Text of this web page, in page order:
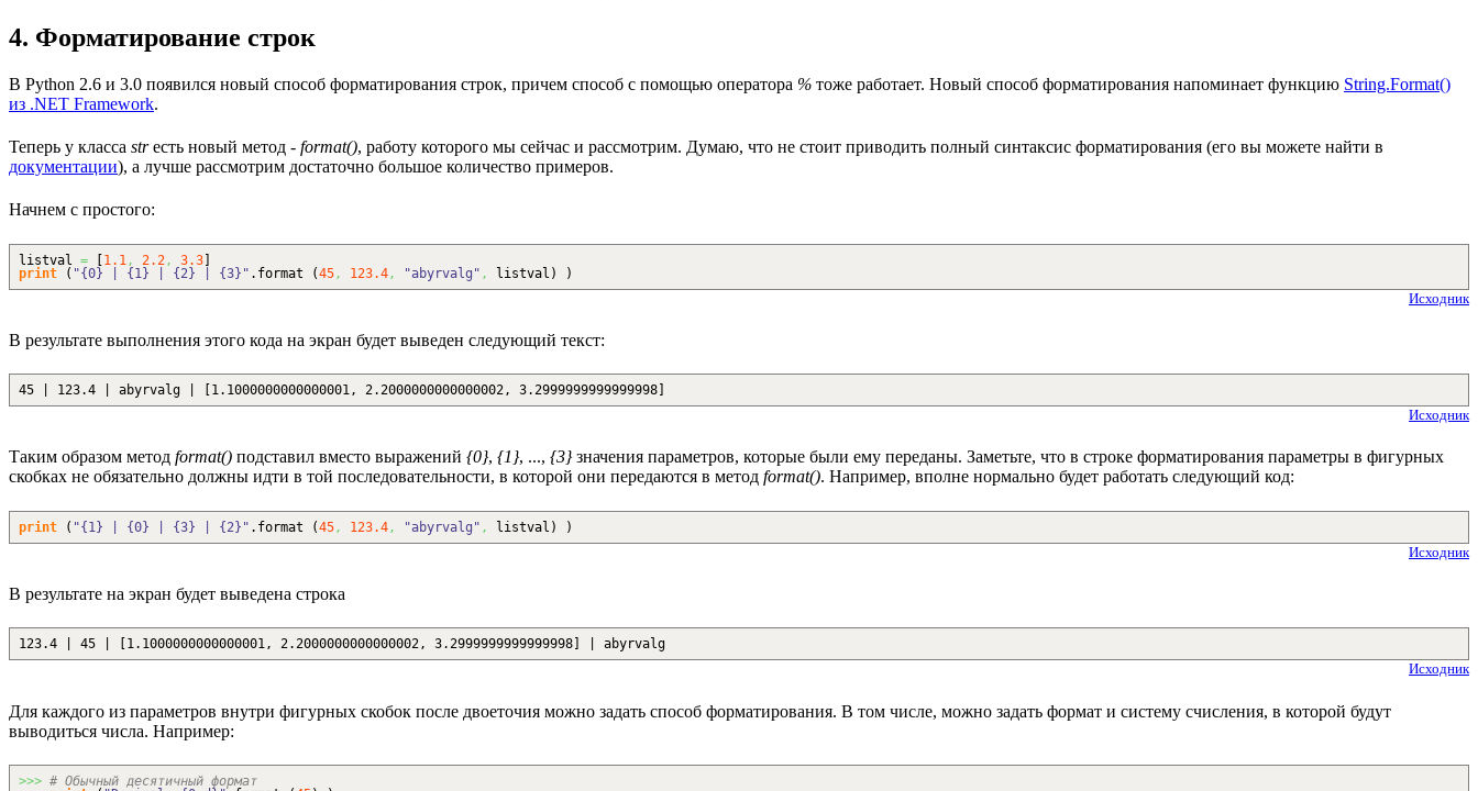
4. Форматирование строк
В Python 2.6 и 3.0 появился новый способ форматирования строк, причем способ с помощью оператора % тоже работает. Новый способ форматирования напоминает функцию String.Format()
из .NET Framework.
Теперь у класса strесть новый метод - format(), работу которого мы сейчас и рассмотрим. Думаю, что не стоит приводить полный синтаксис форматирования (его вы можете найти в
документации), а лучше рассмотрим достаточно большое количество примеров.
Начнем с простого:
listval = [1.1 , 2.2 , 3.3]
print
( "{0} | {1} | {2} | {3}" . format (45 , 123.4 , "abyrvalg" , listval ) )
Исходник
В результате выполнения этого кода на экран будет выведен следующий текст:
45 | 123.4 | abyrvalg | [1.1000000000000001, 2.2000000000000002, 3.2999999999999998]
Исходник
Таким образом метод format() подставил вместо выражений {0}, {1}, ..., {3}значения параметров, которые были ему переданы. Заметьте, что в строке форматирования параметры в фигурных
скобках не обязательно должны идти в той последовательности, в которой они передаются в метод format(). Например, вполне нормально будет работать следующий код:
print ( "{1} | {0} | {3} | {2}" . format (45 , 123.4 , "abyrvalg" , listval ) )
Исходник
В результате на экран будет выведена строка
123.4 | 45 | [1.1000000000000001, 2.2000000000000002, 3.2999999999999998] | abyrvalg
Исходник
Для каждого из параметров внутри фигурных скобок после двоеточия можно задать способ форматирования. В том числе, можно задать формат и систему счисления, в которой будут
выводиться числа. Например:
>>> # Обычный десятичный формат